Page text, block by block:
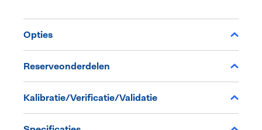
Opties
Reserveonderdelen
Kalibratie/Verificatie/Validatie